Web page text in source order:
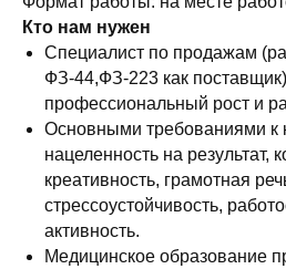
Кто нам нужен
Специалист по продажам
ФЗ-44,ФЗ-223 как
профессиональный рост и
Основными требованиями к
нацеленность на результат,
креативность, грамотная
стрессоустойчивость,
активность.
Медицинское образование